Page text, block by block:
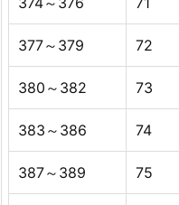
377～379 72
380～382 73
383～386 74
387～389 75